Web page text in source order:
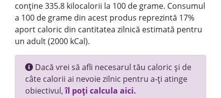
conține 335.8 kilocalorii la 100 de grame. Consumul
a 100 de grame din acest produs reprezintă 17%
aport caloric din cantitatea zilnică estimată pentru
un adult (2000 kCal).
Dacă vrei să afli necesarul tău caloric și de
câte calorii ai nevoie zilnic pentru a-ți atinge
obiectivul,îl poți calcula aici.